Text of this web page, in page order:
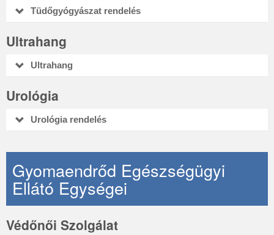
Tüdőgyógyászat rendelés
Ultrahang
Ultrahang
Urológia
Urológia rendelés
Gyomaendrőd Egészségügyi
Ellátó Egységei
Védőnői Szolgálat